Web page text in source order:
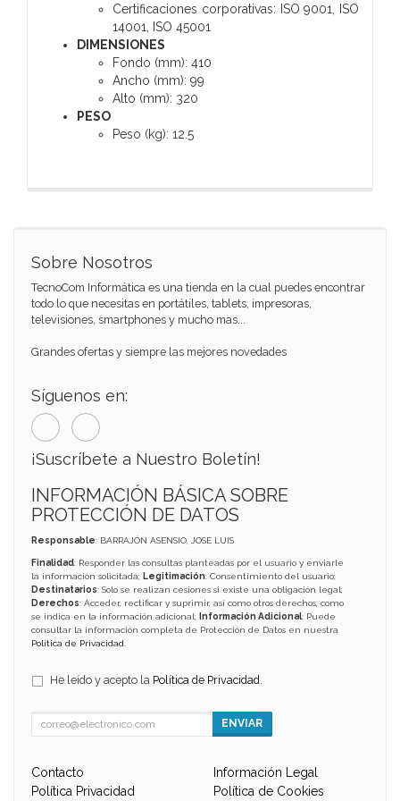
Certificaciones corporativas: ISO 9001, ISO
14001, ISO 45001
DIMENSIONES
Fondo (mm): 410
Ancho (mm): 99
Alto (mm): 320
PESO
Peso (kg): 12.5
Sobre Nosotros
TecnoCom Informática es una tienda en la cual puedes encontrar
todo lo que necesitas en portátiles, tablets, impresoras,
televisiones, smartphones y mucho mas...
Grandes ofertas y siempre las mejores novedades
Síguenos en:
¡Suscríbete a Nuestro Boletín!
INFORMACIÓN BÁSICA SOBRE
PROTECCIÓN DE DATOS
Responsable: BARRAJÓN ASENSIO, JOSE LUIS
Finalidad: Responder las consultas planteadas por el usuario y enviarle
la información solicitada; Legitimación: Consentimiento del usuario;
Destinatarios: Solo se realizan cesiones si existe una obligación legal;
Derechos: Acceder, rectificar y suprimir, así como otros derechos, como
se indica en la información adicional;
Información Adicional: Puede
consultar la información completa de Protección de Datos en nuestra
Política de Privacidad
He leído y acepto la Política de Privacidad
ENVIAR
Contacto
Información Legal
Política Privacidad
Política de Cookies